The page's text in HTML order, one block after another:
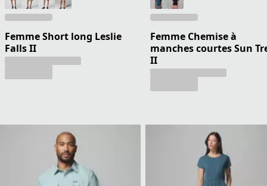
Femme Short long Leslie
Falls II
Femme Chemise à
manches courtes Sun
II